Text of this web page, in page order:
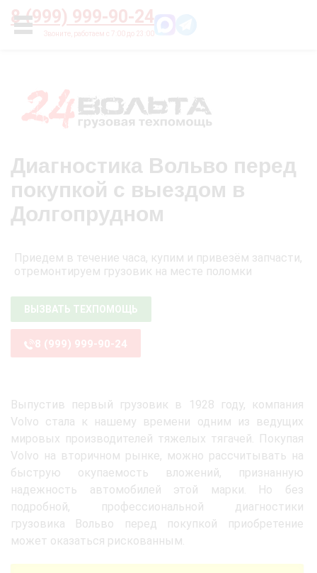
8 (999) 999-90-24
УСЛУГИ
Главная О нас Цены
Диагностика Вольво перед
покупкой с выездом в
Долгопрудном
Приедем в течение часа, купим и привезём запчасти,
отремонтируем грузовик на месте поломки
ВЫЗВАТЬ ТЕХПОМОЩЬ
8 (999) 999-90-24
Выпустив первый грузовик в 1928 году, компания
Volvo стала к нашему времени одним из ведущих
мировых производителей тяжелых тягачей. Покупая
Volvo на вторичном рынке, можно рассчитывать на
быструю окупаемость вложений, признанную
надежность автомобилей этой марки. Но без
подробной, профессиональной диагностики
грузовика Вольво перед покупкой приобретение
может оказаться рискованным.